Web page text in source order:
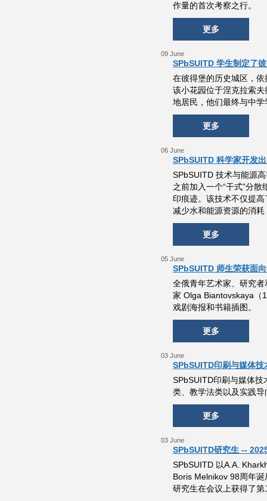
作量的首次考察之行。
更多
09 June
SPbSUITD 学生制定了
在彼得堡的历史城区，
该小花园位于涅克拉索
地居民，他们最终与中
更多
06 June
SPbSUITD 科学家开发
SPbSUITD 技术与能源
之前加入一个“干式”分
印痕迹。该技术不仅提
减少水和能源资源的消
更多
05 June
SPbSUITD 师生荣获面
全俄青年艺术家、研究
家 Olga Biantovskaya（
戏剧海报和书籍插图。
更多
03 June
SPbSUITD印刷与媒体
SPbSUITD印刷与媒体
类、教学法类以及实践
更多
03 June
SPbSUITD研究生 --
SPbSUITD 以A.A.
Boris Melnikov 98周年
研究生在会议上获得了